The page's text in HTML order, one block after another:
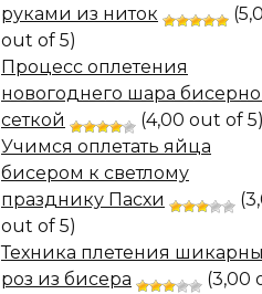
руками из ниток
out of 5)
Процесс оплетения
новогоднего шара
сеткой
(4,00 out of 5)
Учимся оплетать яйца
бисером к светлому
празднику Пасхи
out of 5)
Техника плетения
роз из бисера
(3,00